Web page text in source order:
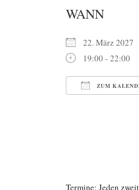
WANN
22. März
19:00 - 22:00
ZUM
Termine: Jeden